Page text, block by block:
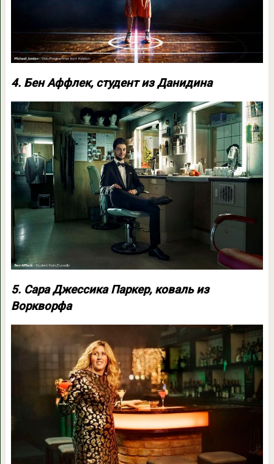
4. Бен Аффлек, студент из Данидина
5. Сара Джессика Паркер, коваль из
Воркворфа